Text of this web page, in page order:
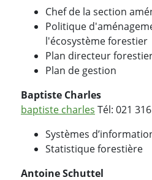
Chef de la section
Politique
l'écosystème forestier
Plan directeur
Plan de gestion
Baptiste Charles
baptiste charles Tél: 021
Systèmes
Statistique forestière
Antoine Schuttel